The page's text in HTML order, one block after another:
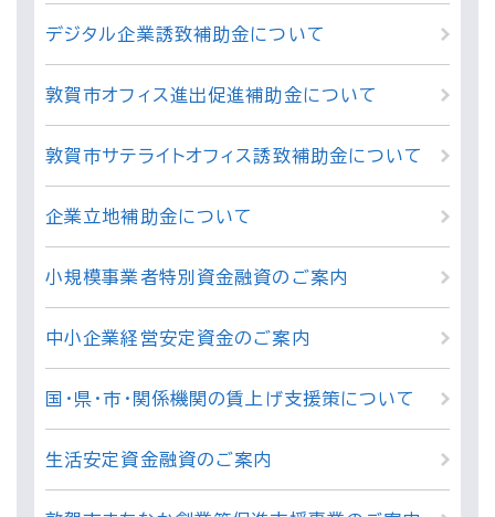
デジタル企業誘致補助金について
敦賀市オフィス進出促進補助金について
敦賀市サテライトオフィス誘致補助金について
企業立地補助金について
小規模事業者特別資金融資のご案内
中小企業経営安定資金のご案内
国・県・市・関係機関の賃上げ支援策について
生活安定資金融資のご案内